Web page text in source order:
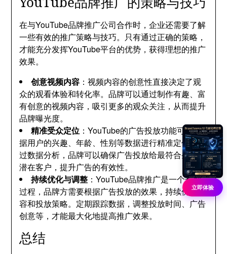
在与YouTube品牌推广公司合作时，企业还需要了解
一些有效的推广策略与技巧。只有通过正确的策略，
才能充分发挥YouTube平台的优势，获得理想的推广
效果。
创意视频内容 ：视频内容的创意性直接决定了观
众的观看体验和转化率。品牌可以通过制作有趣、富
有创意的视频内容，吸引更多的观众关注，从而提升
品牌曝光度。
精准受众定位 ：YouTube的广告投放功能可以根
据用户的兴趣、年龄、性别等数据进行精准定位。通
过数据分析，品牌可以确保广告投放给最符合条件的
潜在客户，提升广告的有效性。
持续优化与调整 ：YouTube品牌推广是一个长期
过程，品牌方需要根据广告投放的效果，持续优化内
容和投放策略。定期跟踪数据，调整投放时间、广告
创意等，才能最大化地提高推广效果。
总结
立即体验